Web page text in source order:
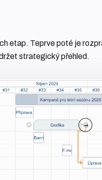
etap. Teprve poté je
strategický přehled.